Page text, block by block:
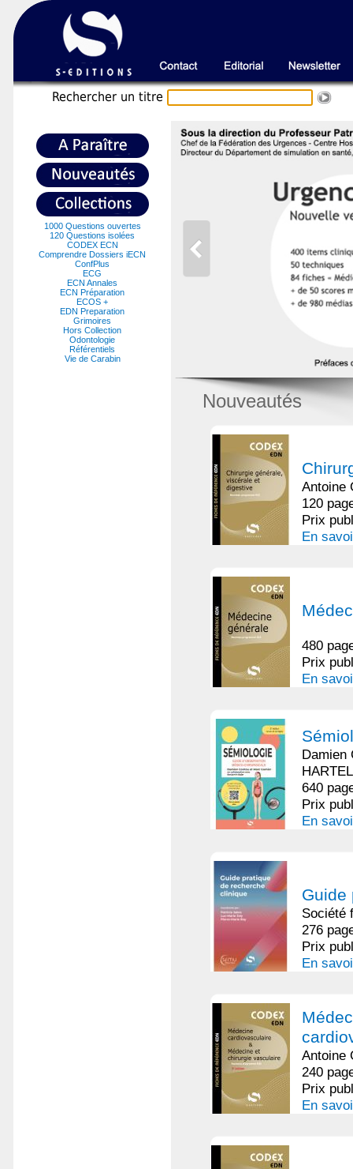
Rechercher un titre
1000 Questions ouvertes
120 Questions isolées
CODEX ECN
Comprendre Dossiers iECN
ConfPlus
ECG
ECN Annales
ECN Préparation
ECOS +
EDN Preparation
Grimoires
Hors Collection
Odontologie
Référentiels
Vie de Carabin
Nouveautés
Antoine
120
Prix
En
480
Prix
En
Damien
640
Prix
En
Guide
Société
276
Prix
En
Antoine
240
Prix
En